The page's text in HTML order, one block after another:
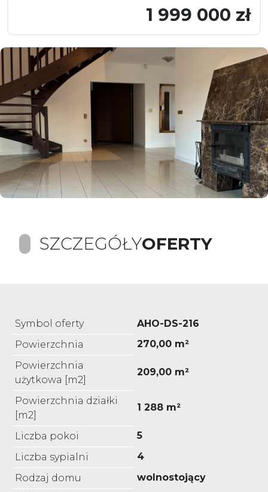
1 999 000 zł
SZCZEGÓŁYOFERTY
Symbol oferty
AHO-DS-216
Powierzchnia
270,00 m²
Powierzchnia
użytkowa [m2]
209,00 m²
Powierzchnia działki
[m2]
1 288 m²
Liczba pokoi
5
Liczba sypialni
4
Rodzaj domu
wolnostojący